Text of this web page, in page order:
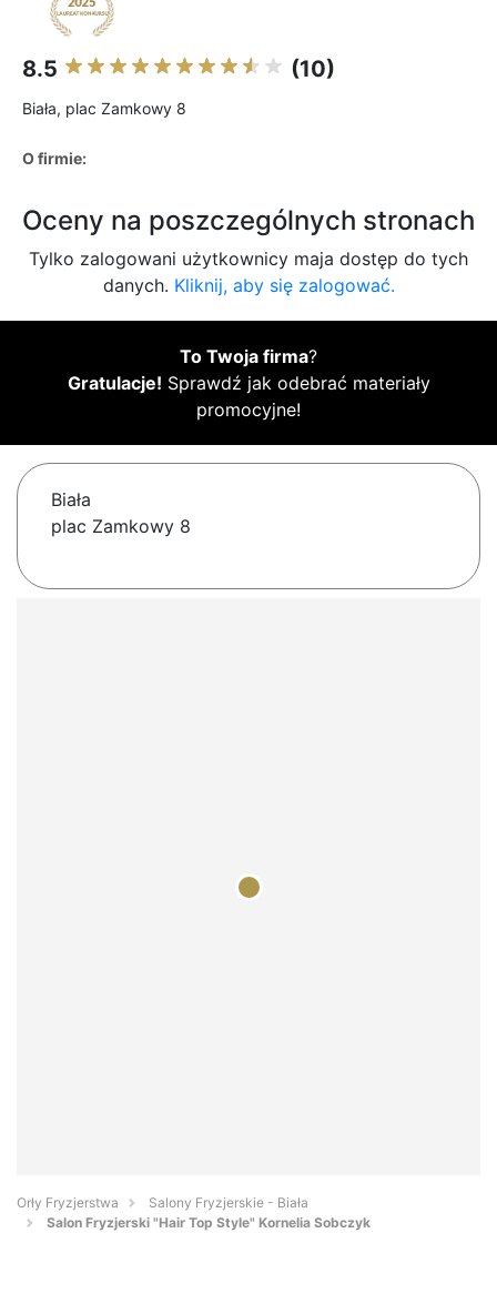
8.5 (10)
Biała, plac Zamkowy 8
O firmie:
Oceny na poszczególnych stronach
Tylko zalogowani użytkownicy maja dostęp do tych
danych. Kliknij, aby się zalogować.
To Twoja firma?
Gratulacje! Sprawdź jak odebrać materiały
promocyjne!
Biała
plac Zamkowy 8
Orły Fryzjerstwa
Salony Fryzjerskie - Biała
Salon Fryzjerski "Hair Top Style" Kornelia Sobczyk